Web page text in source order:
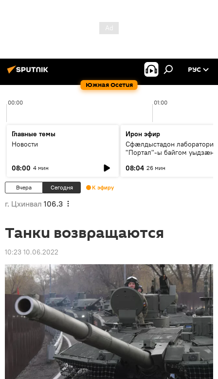
Южная Осетия
РУС
00:00 01:00
Главные темы
Новости
08:00 4 мин
Ирон эфир
Сфæлдыстадон лаборатори
"Портал"-ы байгом уыдзæн
Æхсары куыстыты равдыст
08:04 26 мин
Вчера Сегодня К эфиру
г. Цхинвал 106.3
Танки возвращаются
10:23 10.06.2022